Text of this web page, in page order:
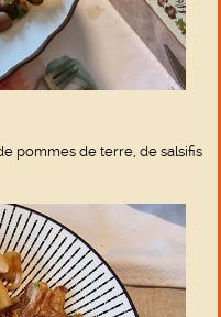
pommes de terre, de salsifis